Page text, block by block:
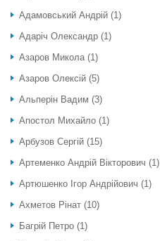
Адамовський Андрій (1)
Адаріч Олександр (1)
Азаров Микола(1)
Азаров Олексій (5)
Альперін Вадим (3)
Апостол Михайло (1)
Арбузов Сергій (15)
Артеменко Андрій Вікторович (1)
Артюшенко Ігор Андрійович (1)
Ахметов Рінат (10)
Багрій Петро (1)